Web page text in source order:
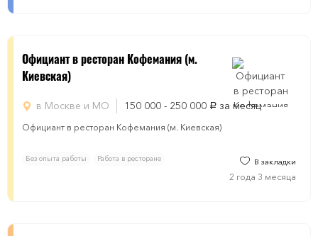
Официант в ресторан Кофемания (м.
Киевская)
в Москве и МО 150 000 - 250 000 руб. за месяц
Официант в ресторан Кофемания (м. Киевская)
Без опыта работы Работа в ресторане В закладки
2 года 3 месяца